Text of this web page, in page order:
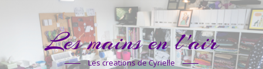
Les mains en l'air
Les creations de Cyrielle